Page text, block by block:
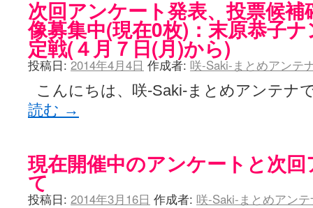
次回アンケート発表、投票候
像募集中(現在0枚)：末原恭子
定戦(４月７日(月)から)
投稿日: 2014年4月4日 作成者: 咲-Saki-まとめアンテ
こんにちは、咲-Saki-まとめアンテ
読む →
現在開催中のアンケートと次
て
投稿日: 2014年3月16日 作成者: 咲-Saki-まとめアン